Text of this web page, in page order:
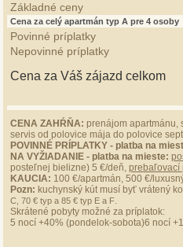
Základné ceny
Cena za celý apartmán typ A pre 4 osoby
Povinné príplatky
Nepovinné príplatky
Cena za Váš zájazd celkom
CENA ZAHŔŇA: prenájom apartmánu,
servis od polovice mája do polovice
POVINNÉ PRÍPLATKY - platba na
NA VYŽIADANIE - platba na mieste:
posteľnej bielizne) 5 €/deň, prebaľovací
KAUCIA: 100 €/apartmán, 500 €/
Pozn: kuchynský kút musí byť vrátený
C, 70 € typ a 85 € typ E a F.
Skrátené pobyty možné za príplatok:
5 nocí +40% (pondelok-sobota)6 nocí